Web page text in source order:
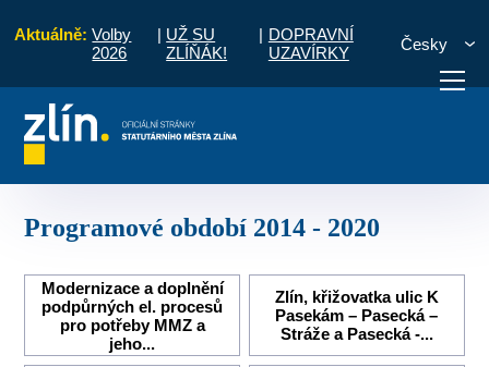
Aktuálně: Volby
2026
| UŽ SU
ZLÍŇÁK!
| DOPRAVNÍ
UZAVÍRKY
Česky
Potřebuji zaplatit
Programové období 2014 - 2020
Modernizace a doplnění
podpůrných el. procesů
pro potřeby MMZ a
jeho...
Zlín, křižovatka ulic K
Pasekám – Pasecká –
Stráže a Pasecká -...